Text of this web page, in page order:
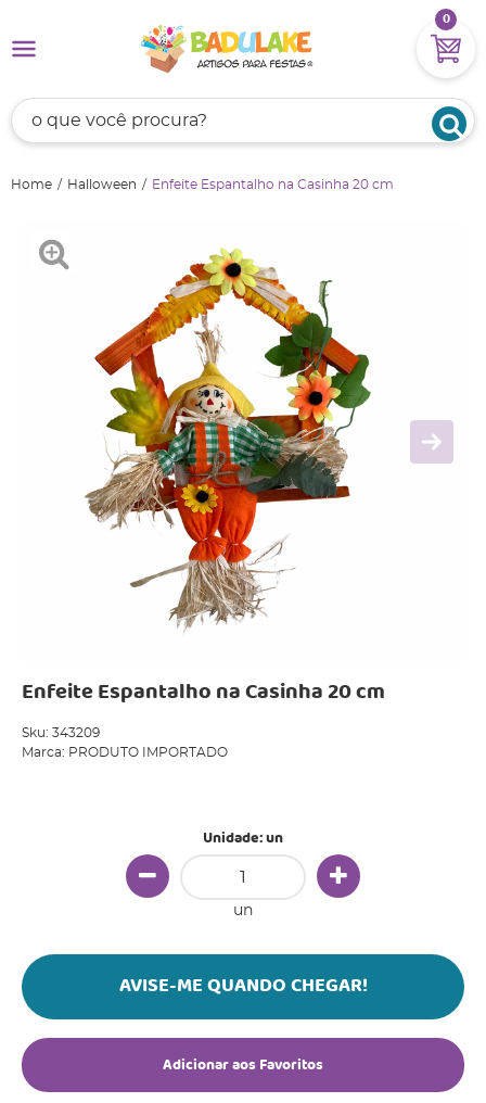
0
Home Halloween Enfeite Espantalho na Casinha 20 cm
Enfeite Espantalho na Casinha 20 cm
Sku: 343209
Marca: PRODUTO IMPORTADO
Unidade: un
un
AVISE-ME QUANDO CHEGAR!
Adicionar aos Favoritos